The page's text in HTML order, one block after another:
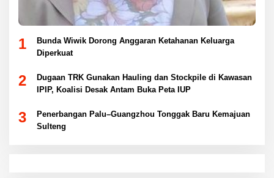
1
Bunda Wiwik Dorong Anggaran Ketahanan Keluarga
Diperkuat
2
Dugaan TRK Gunakan Hauling dan Stockpile di Kawasan
IPIP, Koalisi Desak Antam Buka Peta IUP
3
Penerbangan Palu–Guangzhou Tonggak Baru Kemajuan
Sulteng